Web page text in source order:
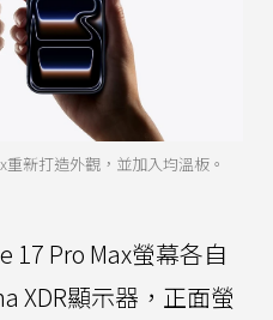
新打造外觀，並加入均溫板。
17 Pro Max螢幕各自
XDR顯示器，正面螢